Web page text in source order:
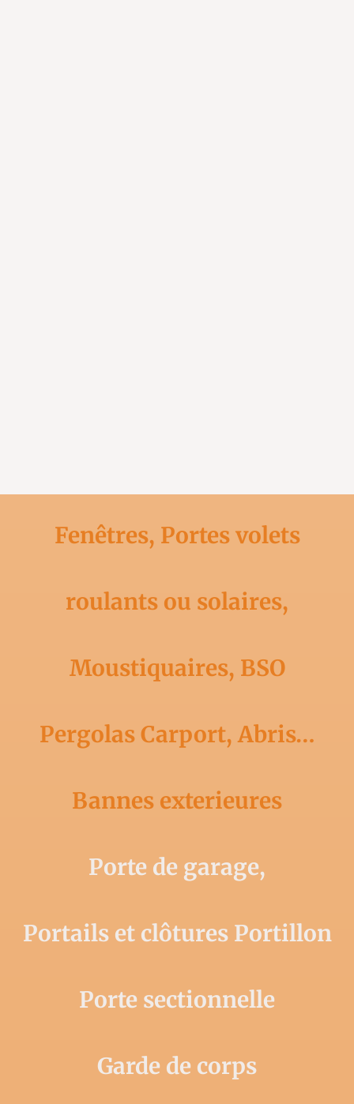
Fenêtres, Portes volets
roulants ou solaires,
Moustiquaires, BSO
Pergolas Carport, Abris…
Bannes exterieures
Porte de garage,
Portails et clôtures Portillon
Porte sectionnelle
Garde de corps